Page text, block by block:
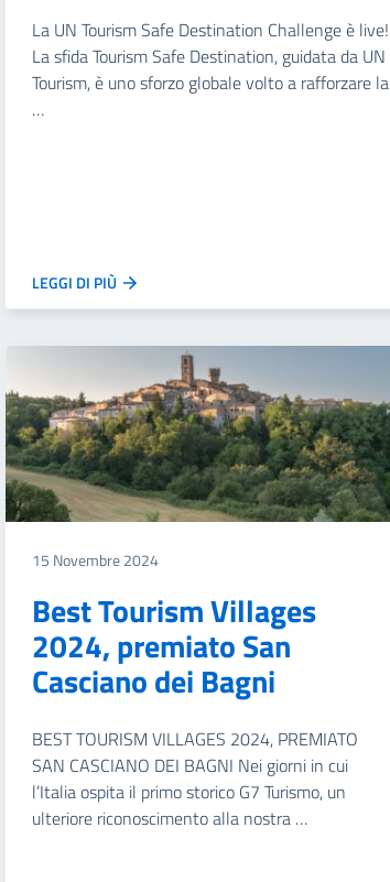
La UN Tourism Safe Destination Challenge è live!
La sfida Tourism Safe Destination, guidata da UN
Tourism, è uno sforzo globale volto a rafforzare la
…
LEGGI DI PIÙ
15 Novembre 2024
Best Tourism Villages
2024, premiato San
Casciano dei Bagni
BEST TOURISM VILLAGES 2024, PREMIATO
SAN CASCIANO DEI BAGNI Nei giorni in cui
l’Italia ospita il primo storico G7 Turismo, un
ulteriore riconoscimento alla nostra …